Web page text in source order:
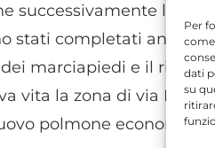
Per
dati
su
successivamente le
stati completati anche
marciapiedi e il
vita la zona di via
polmone economico